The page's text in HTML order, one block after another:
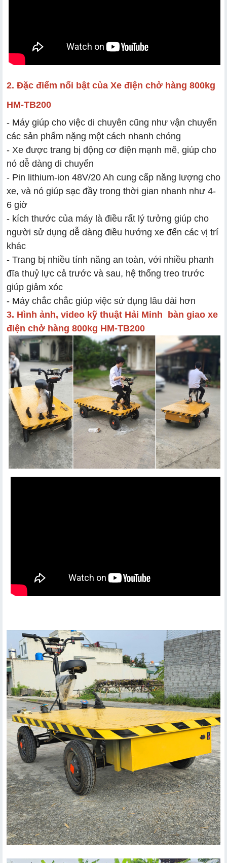
2. Đặc điểm nổi bật của Xe điện chở hàng 800kg
HM-TB200
- Máy giúp cho việc di chuyên cũng như vận chuyển
các sản phẩm nặng một cách nhanh chóng
- Xe được trang bị động cơ điện mạnh mẽ, giúp cho
nó dễ dàng di chuyển
- Pin lithium-ion 48V/20 Ah cung cấp năng lượng cho
xe, và nó giúp sạc đầy trong thời gian nhanh như 4-
6 giờ
- kích thước của máy là điều rất lý tưởng giúp cho
người sử dụng dễ dàng điều hướng xe đến các vị trí
khác
- Trang bị nhiều tính năng an toàn, với nhiều phanh
đĩa thuỷ lực cả trước và sau, hệ thống treo trước
giúp giảm xóc
- Máy chắc chắc giúp việc sử dụng lâu dài hơn
3. Hình ảnh, video kỹ thuật Hải Minh bàn giao xe
điện chở hàng 800kg HM-TB200